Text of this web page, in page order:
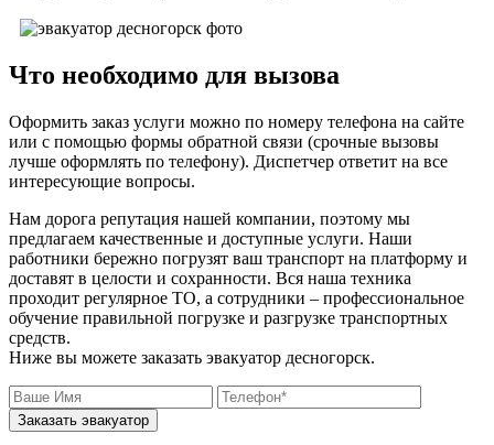
Что необходимо для вызова
Оформить заказ услуги можно по номеру телефона на сайте
или с помощью формы обратной связи (срочные вызовы
лучше оформлять по телефону). Диспетчер ответит на все
интересующие вопросы.
Нам дорога репутация нашей компании, поэтому мы
предлагаем качественные и доступные услуги. Наши
работники бережно погрузят ваш транспорт на платформу и
доставят в целости и сохранности. Вся наша техника
проходит регулярное ТО, а сотрудники – профессиональное
обучение правильной погрузке и разгрузке транспортных
средств.
Ниже вы можете заказать эвакуатор десногорск.
Заказать эвакуатор